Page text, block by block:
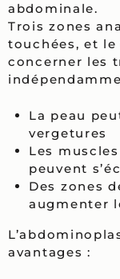
abdominale.
Trois zones
touchées, et
concerner les
La peau
vergetures
Les
peuvent
Des zones
augmenter
avantages :